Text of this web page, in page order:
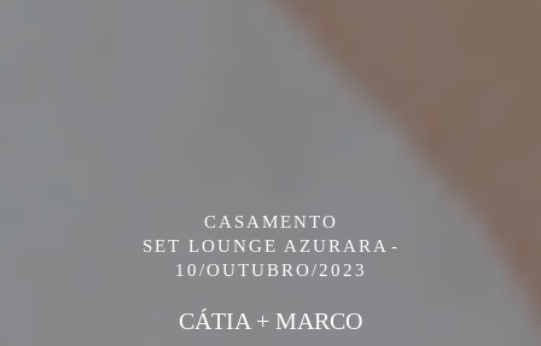
CASAMENTO
SET LOUNGE AZURARA
10/OUTUBRO/2023
CÁTIA + MARCO